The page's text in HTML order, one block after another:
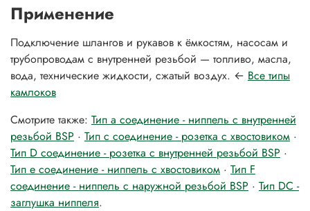
Применение
Подключение шлангов и рукавов к ёмкостям, насосам и
трубопроводам с внутренней резьбой — топливо, масла,
вода, технические жидкости, сжатый воздух. ← Все типы
камлоков
Смотрите также: Тип а соединение - ниппель с внутренней
резьбой BSP · Тип с соединение - розетка c хвостовиком ·
Тип D соединение - розетка c внутренней резьбой BSP ·
Тип е соединение - ниппель с хвостовиком · Тип F
соединение - ниппель с наружной резьбой BSP · Тип DС -
заглушка ниппеля.